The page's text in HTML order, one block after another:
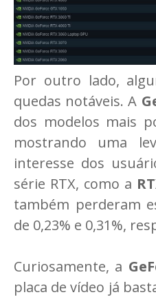
Por outro lado,
quedas notáveis. A
dos modelos mais
mostrando uma
interesse dos
série RTX, como a
também perderam
de 0,23% e 0,31%,
Curiosamente, a
placa de vídeo já